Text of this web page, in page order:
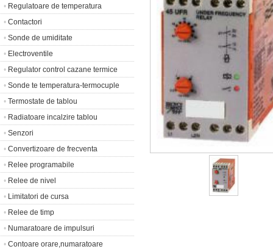
• Regulatoare de temperatura
• Contactori
• Sonde de umiditate
• Electroventile
• Regulator control cazane termice
• Sonde te temperatura-termocuple
• Termostate de tablou
• Radiatoare incalzire tablou
• Senzori
• Convertizoare de frecventa
• Relee programabile
• Relee de nivel
• Limitatori de cursa
• Relee de timp
• Numaratoare de impulsuri
• Contoare orare,numaratoare